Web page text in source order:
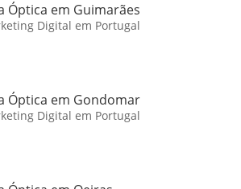
Óptica em Guimarães
Digital em Portugal
Óptica em Gondomar
Digital em Portugal